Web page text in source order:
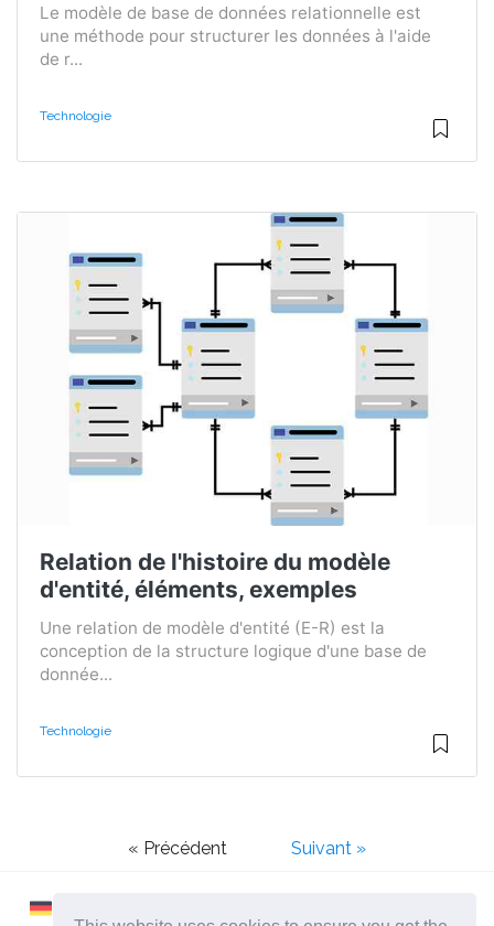
Le modèle de base de données relationnelle est
une méthode pour structurer les données à l'aide
de r...
Technologie
Relation de l'histoire du modèle
d'entité, éléments, exemples
Une relation de modèle d'entité (E-R) est la
conception de la structure logique d'une base de
donnée...
Technologie
« Précédent Suivant »